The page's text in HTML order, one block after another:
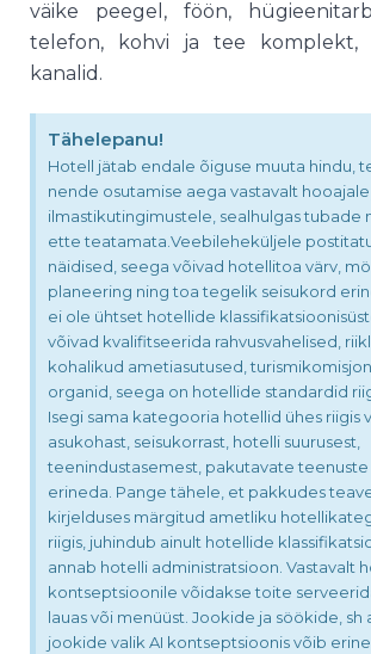
väike peegel, föön,
telefon, kohvi ja tee komplekt,
kanalid.
Tähelepanu!
Hotell jätab endale õiguse muuta hindu,
nende osutamise aega vastavalt hooajale
ilmastikutingimustele, sealhulgas tubade
ette teatamata.Veebileheküljele
näidised, seega võivad hotellitoa värv,
planeering ning toa tegelik seisukord
ei ole ühtset hotellide
võivad kvalifitseerida rahvusvahelised,
kohalikud ametiasutused,
organid, seega on hotellide standardid
Isegi sama kategooria hotellid ühes riigis
asukohast, seisukorrast, hotelli suurusest,
teenindustasemest, pakutavate teenuste
erineda. Pange tähele, et pakkudes
kirjelduses märgitud ametliku
riigis, juhindub ainult hotellide
annab hotelli administratsioon. Vastavalt
kontseptsioonile võidakse toite
lauas või menüüst. Jookide ja söökide,
jookide valik AI kontseptsioonis võib